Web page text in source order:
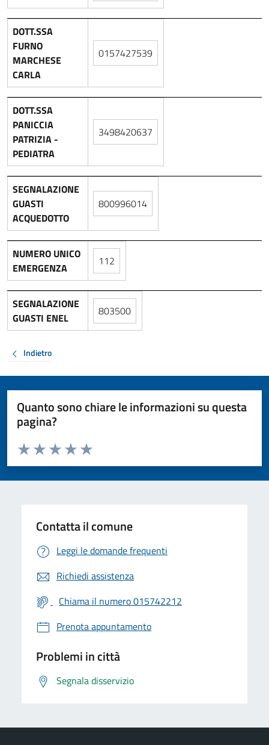
DOTT.SSA
FURNO
MARCHESE
CARLA
0157427539
DOTT.SSA
PANICCIA
PATRIZIA -
PEDIATRA
3498420637
SEGNALAZIONE
GUASTI
ACQUEDOTTO
800996014
NUMERO UNICO
EMERGENZA
112
SEGNALAZIONE
GUASTI ENEL
803500
Indietro
Quanto sono chiare le informazioni su questa
pagina?
Valuta da 1 a 5 stelle la pagina
Valuta 5 stelle su 5
Valuta 4 stelle su 5
Valuta 3 stelle su 5
Valuta 2 stelle su 5
Valuta 1 stelle su 5
Contatta il comune
Leggi le domande frequenti
Richiedi assistenza
Chiama il numero 015742212
Prenota appuntamento
Problemi in città
Segnala disservizio